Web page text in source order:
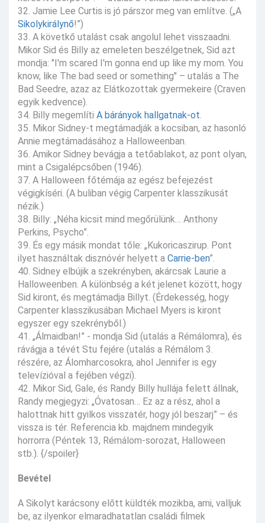
32. Jamie Lee Curtis is jó párszor meg van említve. („A
Sikolykirálynő!”)
33. A követkő utalást csak angolul lehet visszaadni.
Mikor Sid és Billy az emeleten beszélgetnek, Sid azt
mondja: "I'm scared I'm gonna end up like my mom. You
know, like The bad seed or something" – utalás a The
Bad Seedre, azaz az Elátkozottak gyermekeire (Craven
egyik kedvence).
34. Billy megemlíti A bárányok hallgatnak-ot.
35. Mikor Sidney-t megtámadják a kocsiban, az hasonló
Annie megtámadásához a Halloweenban.
36. Amikor Sidney bevágja a tetőablakot, az pont olyan,
mint a Csigalépcsőben (1946).
37. A Halloween főtémája az egész befejezést
végigkíséri. (A buliban végig Carpenter klasszikusát
nézik.)
38. Billy: „Néha kicsit mind megőrülünk… Anthony
Perkins, Psycho”.
39. És egy másik mondat tőle: „Kukoricaszirup. Pont
ilyet használtak disznóvér helyett a Carrie-ben”.
40. Sidney elbújik a szekrényben, akárcsak Laurie a
Halloweenben. A különbség a két jelenet között, hogy
Sid kiront, és megtámadja Billyt. (Érdekesség, hogy
Carpenter klasszikusában Michael Myers is kiront
egyszer egy szekrényből.)
41. „Álmaidban!” - mondja Sid (utalás a Rémálomra), és
rávágja a tévét Stu fejére (utalás a Rémálom 3.
részére, az Álomharcosokra, ahol Jennifer is egy
televízióval a fejében végzi).
42. Mikor Sid, Gale, és Randy Billy hullája felett állnak,
Randy megjegyzi: „Óvatosan… Ez az a rész, ahol a
halottnak hitt gyilkos visszatér, hogy jól beszarj” – és
vissza is tér. Referencia kb. majdnem mindegyik
horrorra (Péntek 13, Rémálom-sorozat, Halloween
stb.). {/spoiler}
Bevétel
A Sikolyt karácsony előtt küldték mozikba, ami, valljuk
be, az ilyenkor elmaradhatatlan családi filmek